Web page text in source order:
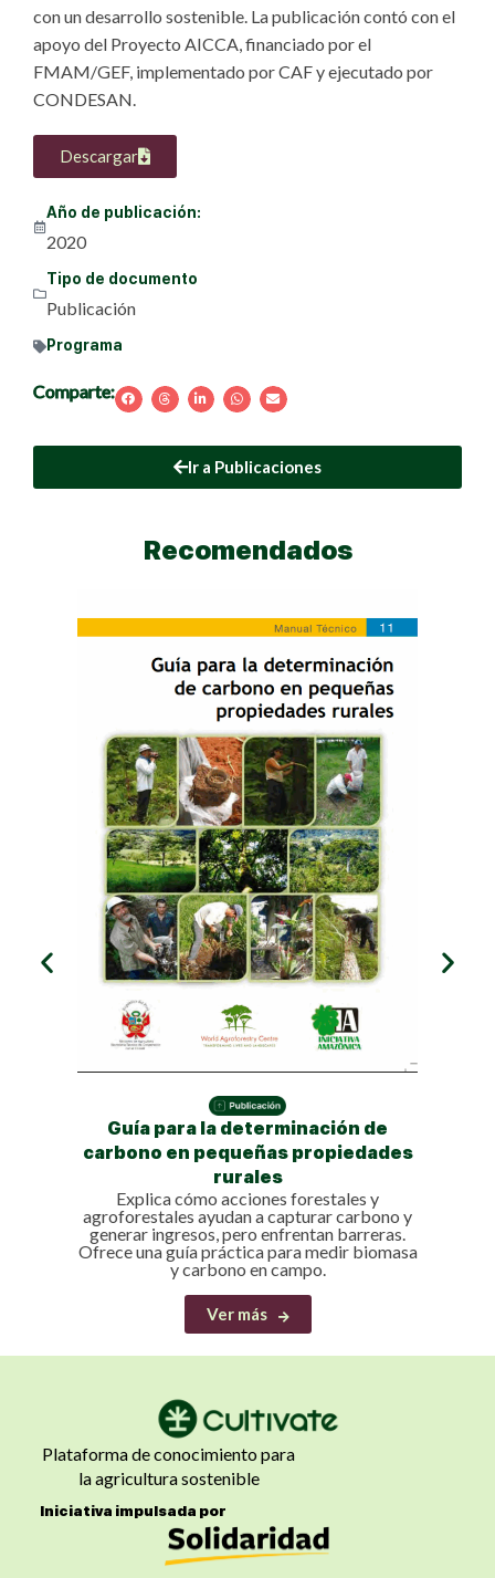
con un desarrollo sostenible. La publicación contó con el
apoyo del Proyecto AICCA, financiado por el
FMAM/GEF, implementado por CAF y ejecutado por
CONDESAN.
Descargar
Año de publicación:
2020
Tipo de documento
Publicación
Programa
Comparte:
Ir a Publicaciones
Recomendados
Guía para la determinación de
carbono en pequeñas propiedades
rurales
Explica cómo acciones forestales y
agroforestales ayudan a capturar carbono y
generar ingresos, pero enfrentan barreras.
Ofrece una guía práctica para medir biomasa
y carbono en campo.
Ver más
Plataforma de conocimiento para
la agricultura sostenible
Iniciativa impulsada por